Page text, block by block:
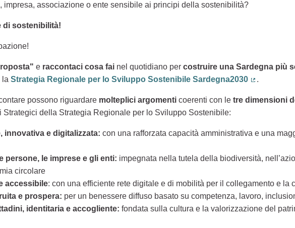
impresa, associazione o ente sensibile ai principi della sostenibilità?
di sostenibilità!
e raccontaci cosa fai nel quotidiano per costruire una Sardegna più
la Strategia Regionale per lo Sviluppo Sostenibile Sardegna2030
.
possono riguardare molteplici argomenti coerenti con le tre dimensioni
Strategici della Strategia Regionale per lo Sviluppo Sostenibile:
innovativa e digitalizzata: con una rafforzata capacità amministrativa e una
persone, le imprese e gli enti: impegnata nella tutela della biodiversità,
circolare
accessibile: con una efficiente rete digitale e di mobilità per il collegamento e la
e prospera: per un benessere diffuso basato su competenza, lavoro,
identitaria e accogliente: fondata sulla cultura e la valorizzazione del